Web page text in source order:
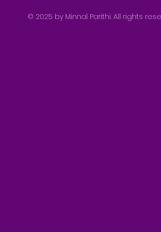
© 2025 by Minnal Parithi. All rights